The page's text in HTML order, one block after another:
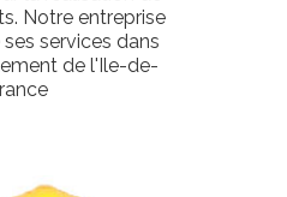
Notre entreprise
services dans
de l'Ile-de-